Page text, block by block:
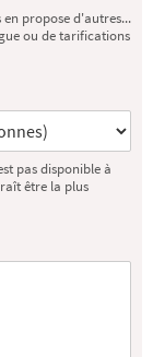
en propose d'autres...
ou de tarifications
pas disponible à
être la plus